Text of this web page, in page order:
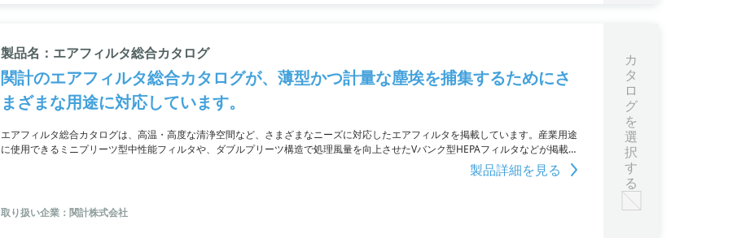
製品名：エアフィルタ総合カタログ
関計のエアフィルタ総合カタログが、薄型かつ計量な塵埃を捕集するためにさ
まざまな用途に対応しています。
エアフィルタ総合カタログは、高温・高度な清浄空間など、さまざまなニーズに対応したエアフィルタを掲載しています。産業用途
に使用できるミニプリーツ型中性能フィルタや、ダブルプリーツ構造で処理風量を向上させたVバンク型HEPAフィルタなどが掲載さ
製品詳細を見る
取り扱い企業：関計株式会社
カ
タ
ロ
グ
を
選
択
す
る